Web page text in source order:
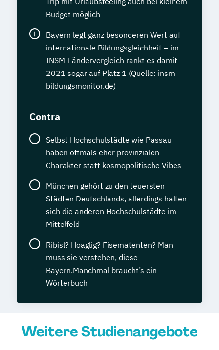
Budget möglich
Bayern legt ganz besonderen Wert auf
internationale Bildungsgleichheit – im
INSM-Ländervergleich rankt es damit
2021 sogar auf Platz 1 (Quelle: insm-
bildungsmonitor.de)
Contra
Selbst Hochschulstädte wie Passau
haben oftmals eher provinzialen
Charakter statt kosmopolitische Vibes
München gehört zu den teuersten
Städten Deutschlands, allerdings halten
sich die anderen Hochschulstädte im
Mittelfeld
Ribisl? Hoaglig? Fisematenten? Man
muss sie verstehen, diese
Bayern.Manchmal braucht’s ein
Wörterbuch
Weitere Studienangebote